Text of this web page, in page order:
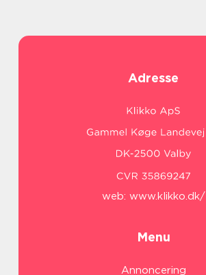
Adresse
web: www.klikko.dk/
Menu
Annoncering